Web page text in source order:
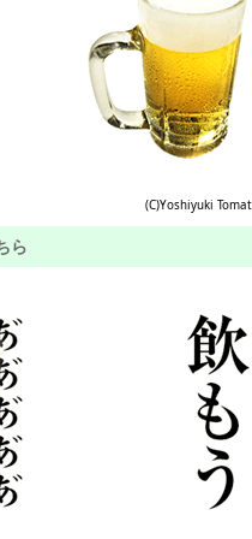
(C)Yoshiyuki
ら